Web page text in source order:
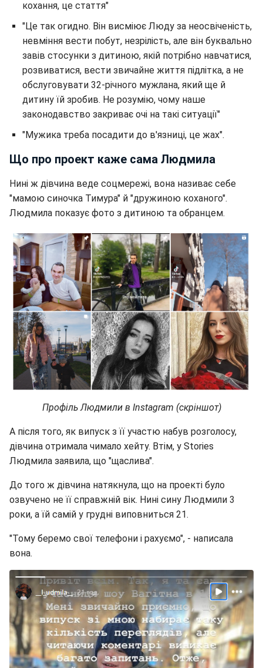
кохання, це стаття"
"Це так огидно. Він висміює Люду за неосвіченість,
невміння вести побут, незрілість, але він буквально
завів стосунки з дитиною, якій потрібно навчатися,
розвиватися, вести звичайне життя підлітка, а не
обслуговувати 32-річного мужлана, який ще й
дитину їй зробив. Не розумію, чому наше
законодавство закриває очі на такі ситуації"
"Мужика треба посадити до в'язниці, це жах".
Що про проект каже сама Людмила
Нині ж дівчина веде соцмережі, вона називає себе
"мамою синочка Тимура" й "дружиною коханого".
Людмила показує фото з дитиною та обранцем.
Профіль Людмили в Instagram (скріншот)
А після того, як випуск з її участю набув розголосу,
дівчина отримала чимало хейту. Втім, у Stories
Людмила заявила, що "щаслива".
До того ж дівчина натякнула, що на проекті було
озвучено не її справжній вік. Нині сину Людмили 3
роки, а їй самій у грудні виповниться 21.
"Тому беремо свої телефони і рахуємо", - написала
вона.